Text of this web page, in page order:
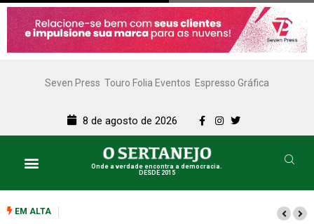
Seven Press Touro Folia Eventos Espresso Gráfica
8 de agosto de 2026
Onde a verdade encontra a democracia.
DESDE 2015
EM ALTA